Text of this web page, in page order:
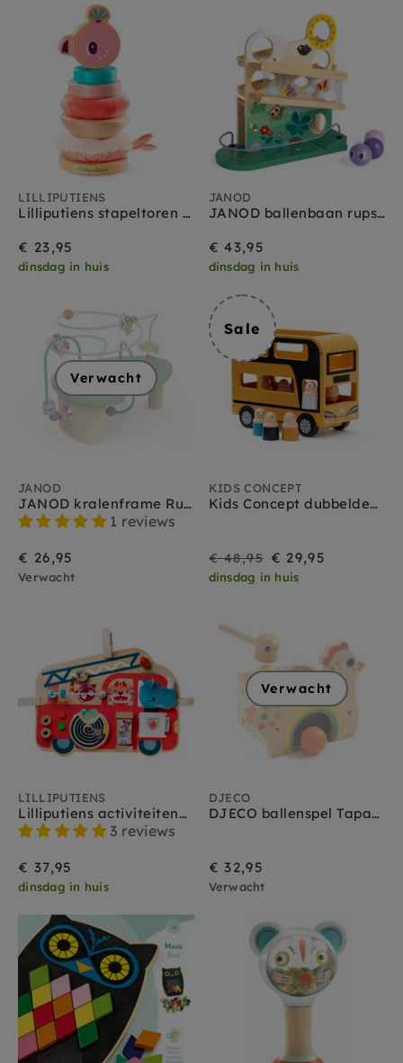
LILLIPUTIENS
Lilliputiens stapeltoren flamingo Anais 9 mnd+
€ 23,95
dinsdag in huis
JANOD
JANOD ballenbaan rups 1 jr+
€ 43,95
dinsdag in huis
Verwacht
JANOD
JANOD kralenframe Rups & Co 1 jr+
1 reviews
€ 26,95
Verwacht
Sale
KIDS CONCEPT
Kids Concept dubbeldekker Aiden 3 jr+
Sale € 29,95
Prijs
€ 48,95
dinsdag in huis
LILLIPUTIENS
Lilliputiens activiteitenpaneel Brandweer 9 mnd+
3 reviews
€ 37,95
dinsdag in huis
Verwacht
DJECO
DJECO ballenspel Tapatou 18 mnd+
€ 32,95
Verwacht